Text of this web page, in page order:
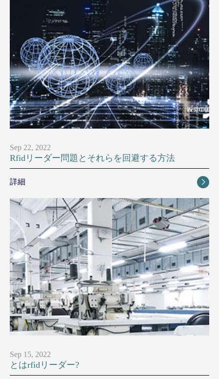
Sep 22, 2022
Rfidリーダー問題とそれらを回避する方法
詳細 
Sep 15, 2022
とはrfidリーダー?